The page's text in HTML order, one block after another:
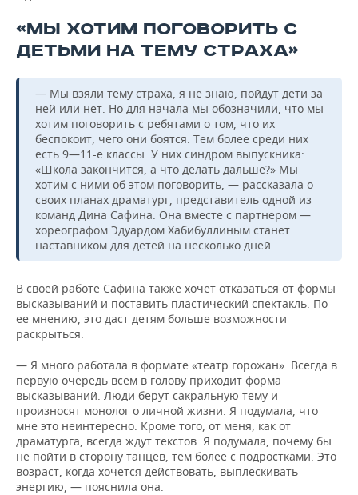
«МЫ ХОТИМ ПОГОВОРИТЬ С
ДЕТЬМИ НА ТЕМУ СТРАХА»
— Мы взяли тему страха, я не знаю, пойдут дети за
ней или нет. Но для начала мы обозначили, что мы
хотим поговорить с ребятами о том, что их
беспокоит, чего они боятся. Тем более среди них
есть 9—11-е классы. У них синдром выпускника:
«Школа закончится, а что делать дальше?» Мы
хотим с ними об этом поговорить, — рассказала о
своих планах драматург, представитель одной из
команд Дина Сафина. Она вместе с партнером —
хореографом Эдуардом Хабибуллиным станет
наставником для детей на несколько дней.
В своей работе Сафина также хочет отказаться от формы
высказываний и поставить пластический спектакль. По
ее мнению, это даст детям больше возможности
раскрыться.
— Я много работала в формате «театр горожан». Всегда в
первую очередь всем в голову приходит форма
высказываний. Люди берут сакральную тему и
произносят монолог о личной жизни. Я подумала, что
мне это неинтересно. Кроме того, от меня, как от
драматурга, всегда ждут текстов. Я подумала, почему бы
не пойти в сторону танцев, тем более с подростками. Это
возраст, когда хочется действовать, выплескивать
энергию, — пояснила она.